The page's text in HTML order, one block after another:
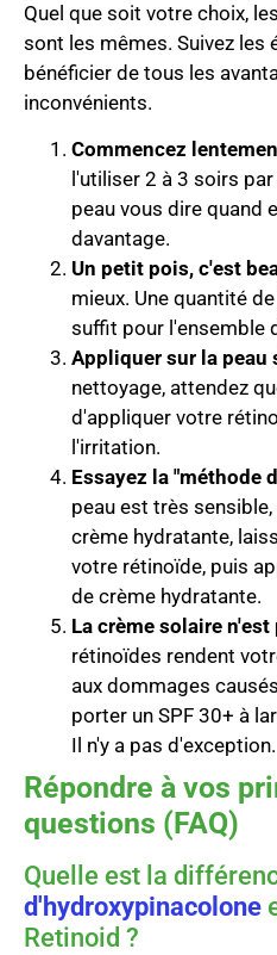
Quel que soit votre choix,
sont les mêmes. Suivez les
bénéficier de tous les
inconvénients.
Commencez
l'utiliser 2 à 3 soirs
peau vous dire quand
davantage.
Un petit pois, c'est
mieux. Une quantité
suffit pour l'ensemble
Appliquer sur la peau
nettoyage, attendez
d'appliquer votre
l'irritation.
Essayez la "méthode
peau est très
crème hydratante,
votre rétinoïde, puis
de crème hydratante.
La crème solaire
rétinoïdes rendent
aux dommages
porter un SPF 30+ à
Il n'y a pas d'exception.
Répondre à vos
questions (FAQ)
Quelle est la
d'hydroxypinacolone
Retinoid ?